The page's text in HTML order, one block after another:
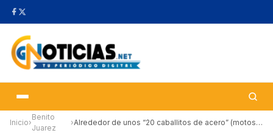
Inicio›
Benito
Juarez
› Alrededor de unos “20 caballitos de acero” (motos), terminaron e…